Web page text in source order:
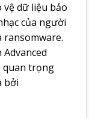
vệ dữ liệu bảo
của người
ransomware.
quan trọng
bởi